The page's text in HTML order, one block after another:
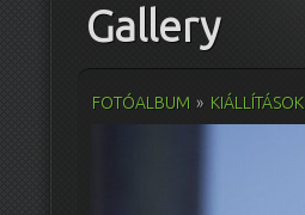
Gallery
FOTÓALBUM » KIÁLLÍTÁSOK